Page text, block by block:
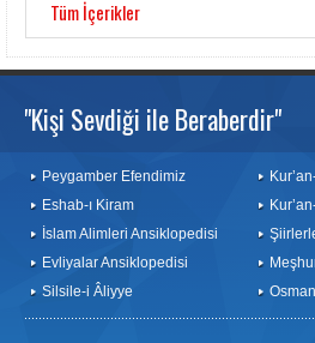
Tüm İçerikler
"Kişi Sevdiği ile Beraberdir"
Peygamber Efendimiz
Eshab-ı Kiram
İslam Alimleri Ansiklopedisi
Evliyalar Ansiklopedisi
Silsile-i Âliyye